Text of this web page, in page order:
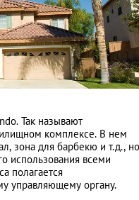
Так называют
комплексе. В нем
зона для барбекю и т.д., но
использования всеми
полагается
управляющему органу.